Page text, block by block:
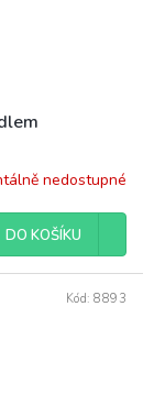
nedostupné
DO KOŠÍKU
Kód: 8893